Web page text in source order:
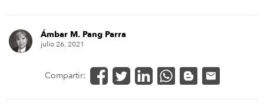
Ámbar M. Pang Parra
julio 26, 2021
Compartir: